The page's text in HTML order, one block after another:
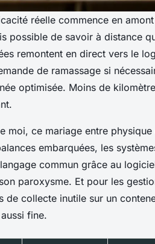
réelle commence en
possible de savoir à distance
remontent en direct vers le
de ramassage si
optimisée. Moins de
moi, ce mariage entre
embarquées, les
commun grâce au
paroxysme. Et pour les
de collecte inutile sur un
fine.